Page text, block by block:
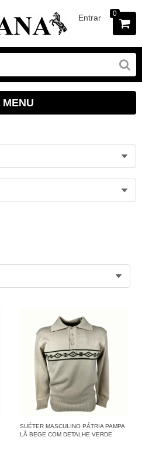
Entrar 0
MENU
SUÉTER MASCULINO PÁTRIA PAMPA
LÃ BEGE COM DETALHE VERDE